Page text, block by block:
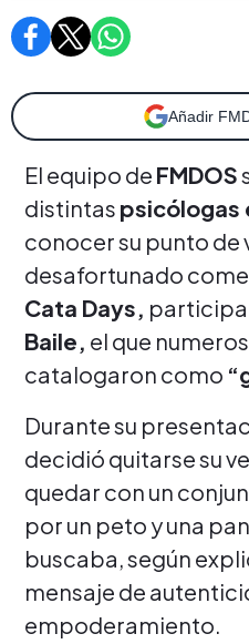
Añadir
El equipo de FMDOS
distintas psicólogas
conocer su punto de
desafortunado
Cata Days,
Baile, el que
catalogaron como
Durante su
decidió quitarse su
quedar con un
por un peto y una
buscaba, según
mensaje de
empoderamiento.